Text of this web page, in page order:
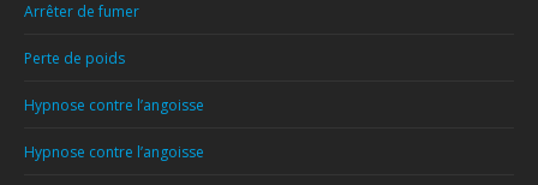
Arrêter de fumer
Perte de poids
Hypnose contre l’angoisse
Hypnose contre l’angoisse